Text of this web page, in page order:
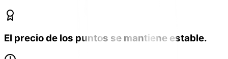
El precio de los puntos se mantiene estable.